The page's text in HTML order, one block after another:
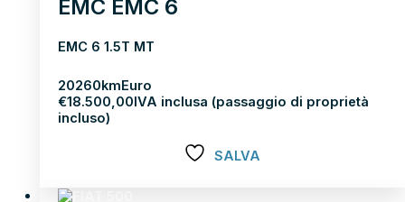
EMC EMC 6
EMC 6 1.5T MT
20260kmEuro
€18.500,00IVA inclusa (passaggio di proprietà
incluso)
SALVA